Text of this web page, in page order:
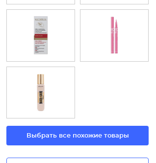
Выбрать все похожие товары